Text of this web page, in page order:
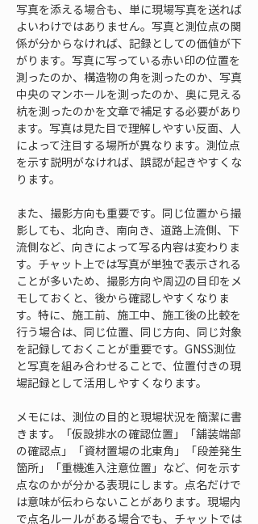
写真を添える場合も、単に現場写真を送れば
よいわけではありません。写真と測位点の関
係が分からなければ、記録としての価値が下
がります。写真に写っている赤い印の位置を
測ったのか、構造物の角を測ったのか、写真
中央のマンホールを測ったのか、奥に見える
杭を測ったのかを文章で補足する必要があり
ます。写真は見た目で理解しやすい反面、人
によって注目する場所が異なります。測位点
を示す説明がなければ、誤認が起きやすくな
ります。
また、撮影方向も重要です。同じ位置から撮
影しても、北向き、南向き、道路上流側、下
流側など、向きによって写る内容は変わりま
す。チャット上では写真が単独で表示される
ことが多いため、撮影方向や周辺の目印をメ
モしておくと、後から確認しやすくなりま
す。特に、施工前、施工中、施工後の比較を
行う場合は、同じ位置、同じ方向、同じ対象
を記録しておくことが重要です。GNSS測位
と写真を組み合わせることで、位置付きの現
場記録として活用しやすくなります。
メモには、測位の目的と現場状況を簡潔に書
きます。「仮設排水の確認位置」「舗装端部
の確認点」「資材置場の北東角」「段差発生
箇所」「重機進入注意位置」など、何を示す
点なのかが分かる表現にします。点名だけで
は意味が伝わらないことがあります。現場内
で点名ルールがある場合でも、チャットでは